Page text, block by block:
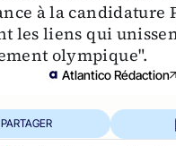
à la candidature
les liens qui
olympique".
Atlantico Rédaction
PARTAGER